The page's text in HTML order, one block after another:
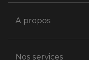
A propos
Nos services